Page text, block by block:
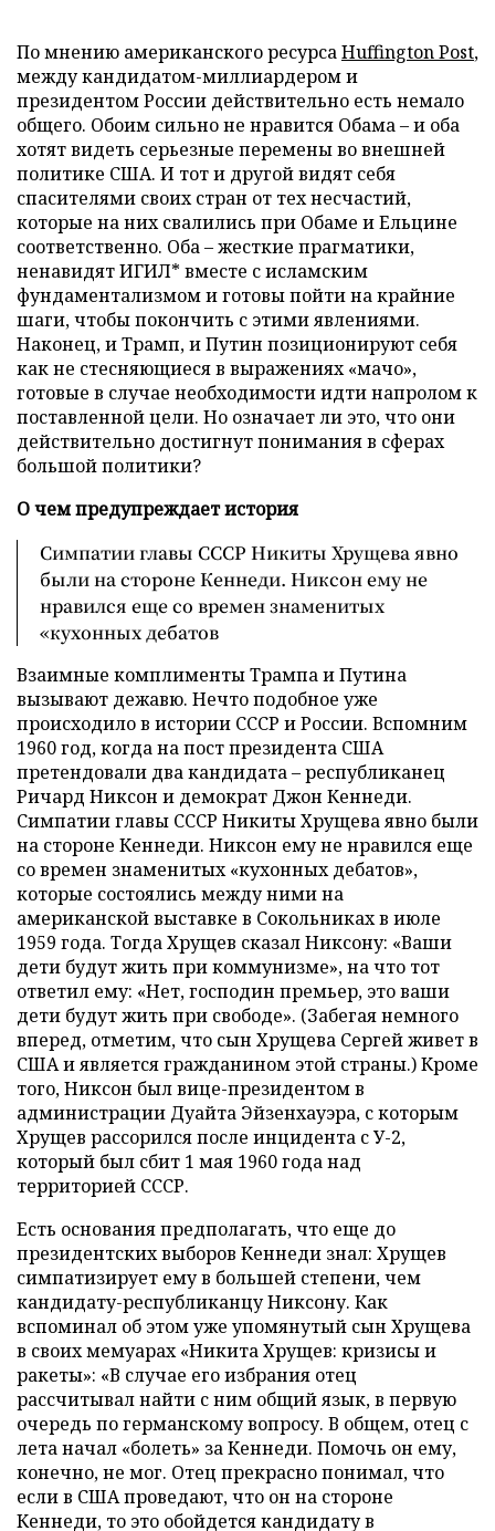
По мнению американского ресурсаHuffington Post,
между кандидатом-миллиардером и
президентом России действительно есть немало
общего. Обоим сильно не нравится Обама – и оба
хотят видеть серьезные перемены во внешней
политике США. И тот и другой видят себя
спасителями своих стран от тех несчастий,
которые на них свалились при Обаме и Ельцине
соответственно. Оба – жесткие прагматики,
ненавидят ИГИЛ* вместе с исламским
фундаментализмом и готовы пойти на крайние
шаги, чтобы покончить с этими явлениями.
Наконец, и Трамп, и Путин позиционируют себя
как не стесняющиеся в выражениях «мачо»,
готовые в случае необходимости идти напролом к
поставленной цели. Но означает ли это, что они
действительно достигнут понимания в сферах
большой политики?
О чем предупреждает история
Симпатии главы СССР Никиты Хрущева явно
были на стороне Кеннеди. Никсон ему не
нравился еще со времен знаменитых
«кухонных дебатов
Взаимные комплименты Трампа и Путина
вызывают дежавю. Нечто подобное уже
происходило в истории СССР и России. Вспомним
1960 год, когда на пост президента США
претендовали два кандидата – республиканец
Ричард Никсон и демократ Джон Кеннеди.
Симпатии главы СССР Никиты Хрущева явно были
на стороне Кеннеди. Никсон ему не нравился еще
со времен знаменитых «кухонных дебатов»,
которые состоялись между ними на
американской выставке в Сокольниках в июле
1959 года. Тогда Хрущев сказал Никсону: «Ваши
дети будут жить при коммунизме», на что тот
ответил ему: «Нет, господин премьер, это ваши
дети будут жить при свободе». (Забегая немного
вперед, отметим, что сын Хрущева Сергей живет в
США и является гражданином этой страны.) Кроме
того, Никсон был вице-президентом в
администрации Дуайта Эйзенхауэра, с которым
Хрущев рассорился после инцидента с У-2,
который был сбит 1 мая 1960 года над
территорией СССР.
Есть основания предполагать, что еще до
президентских выборов Кеннеди знал: Хрущев
симпатизирует ему в большей степени, чем
кандидату-республиканцу Никсону. Как
вспоминал об этом уже упомянутый сын Хрущева
в своих мемуарах «Никита Хрущев: кризисы и
ракеты»: «В случае его избрания отец
рассчитывал найти с ним общий язык, в первую
очередь по германскому вопросу. В общем, отец с
лета начал «болеть» за Кеннеди. Помочь он ему,
конечно, не мог. Отец прекрасно понимал, что
если в США проведают, что он на стороне
Кеннеди, то это обойдется кандидату в